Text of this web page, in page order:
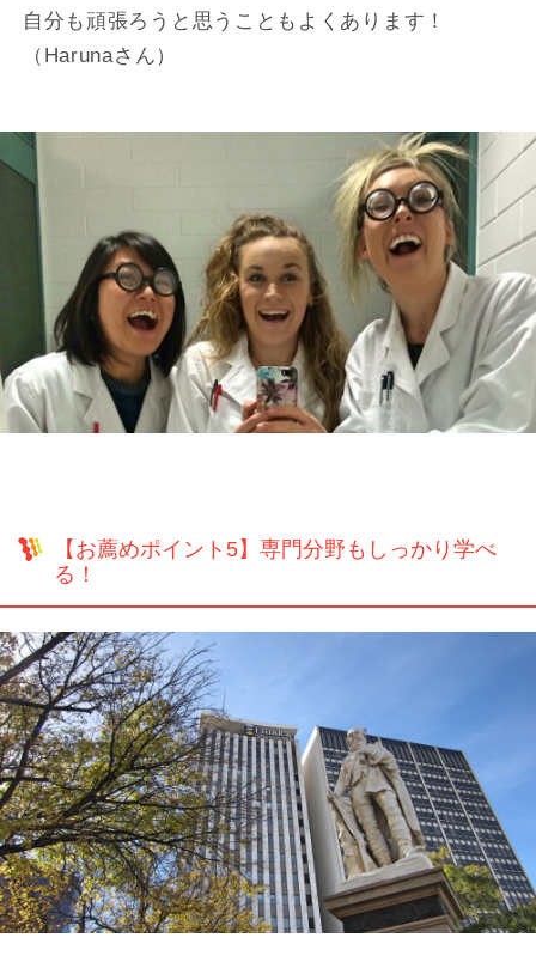
自分も頑張ろうと思うこともよくあります！
（Harunaさん）
【お薦めポイント5】専門分野もしっかり学べ
る！